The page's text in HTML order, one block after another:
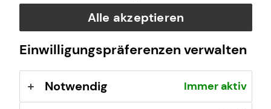
Kontaktformular
Alle akzeptieren
Einwilligungspräferenzen verwalten
Notwendig Immer aktiv